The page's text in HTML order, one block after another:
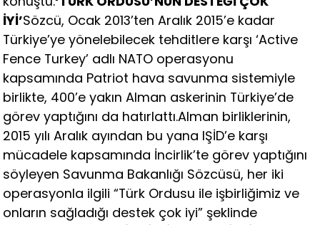
İYİ’Sözcü, Ocak 2013’ten Aralık 2015’e kadar
Türkiye’ye yönelebilecek tehditlere karşı ‘Active
Fence Turkey’ adlı NATO operasyonu
kapsamında Patriot hava savunma sistemiyle
birlikte, 400’e yakın Alman askerinin Türkiye’de
görev yaptığını da hatırlattı.Alman birliklerinin,
2015 yılı Aralık ayından bu yana IŞİD’e karşı
mücadele kapsamında İncirlik’te görev yaptığını
söyleyen Savunma Bakanlığı Sözcüsü, her iki
operasyonla ilgili “Türk Ordusu ile işbirliğimiz ve
onların sağladığı destek çok iyi” şeklinde